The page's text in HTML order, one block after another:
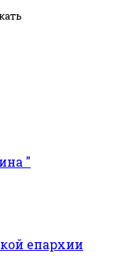
"
епархии